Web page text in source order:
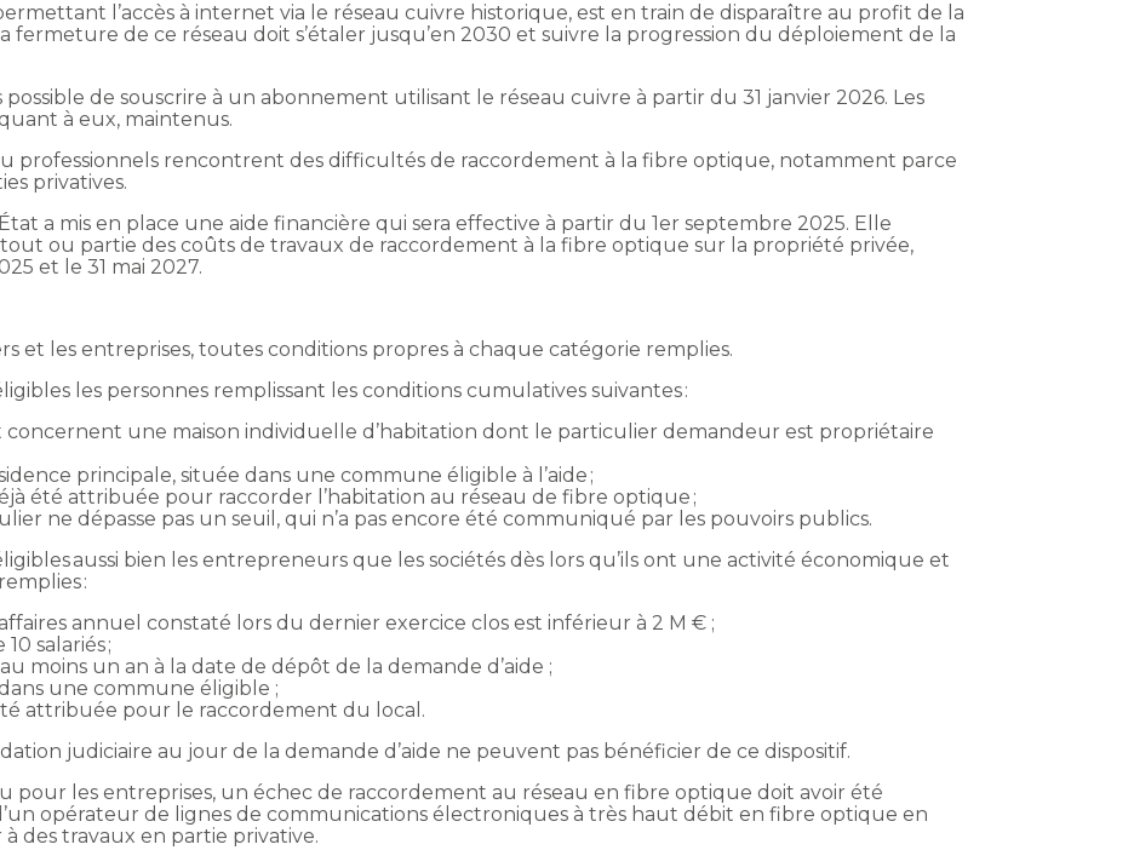
l’accès à internet via le réseau cuivre historique, est en train de disparaître au profit de la
fermeture de ce réseau doit s’étaler jusqu’en 2030 et suivre la progression du déploiement de la
de souscrire à un abonnement utilisant le réseau cuivre à partir du 31 janvier 2026. Les
à eux, maintenus.
professionnels rencontrent des difficultés de raccordement à la fibre optique, notamment parce
privatives.
a mis en place une aide financière qui sera effective à partir du 1er septembre 2025. Elle
ou partie des coûts de travaux de raccordement à la fibre optique sur la propriété privée,
et le 31 mai 2027.
et les entreprises, toutes conditions propres à chaque catégorie remplies.
les personnes remplissant les conditions cumulatives suivantes :
concernent une maison individuelle d’habitation dont le particulier demandeur est propriétaire
principale, située dans une commune éligible à l’aide ;
été attribuée pour raccorder l’habitation au réseau de fibre optique ;
ne dépasse pas un seuil, qui n’a pas encore été communiqué par les pouvoirs publics.
aussi bien les entrepreneurs que les sociétés dès lors qu’ils ont une activité économique et
:
annuel constaté lors du dernier exercice clos est inférieur à 2 M € ;
salariés ;
moins un an à la date de dépôt de la demande d’aide ;
une commune éligible ;
attribuée pour le raccordement du local.
judiciaire au jour de la demande d’aide ne peuvent pas bénéficier de ce dispositif.
pour les entreprises, un échec de raccordement au réseau en fibre optique doit avoir été
opérateur de lignes de communications électroniques à très haut débit en fibre optique en
des travaux en partie privative.